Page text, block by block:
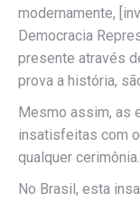
modernamente,
Democracia
presente através
prova a história,
Mesmo assim, as
insatisfeitas com
qualquer cerimônia.
No Brasil, esta